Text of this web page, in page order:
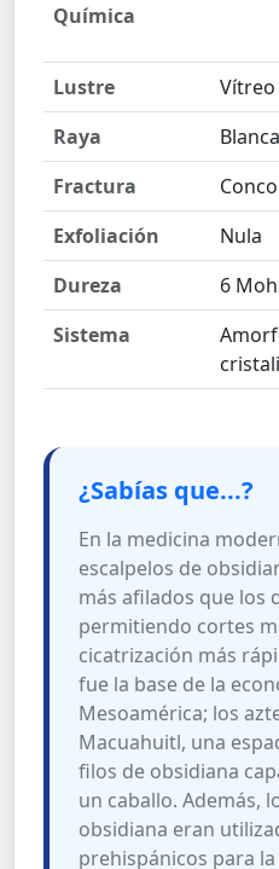
Química
Lustre
Vítreo
Raya
Blanca
Fractura
Exfoliación
Nula
Dureza
6
Sistema
¿Sabías que...?
En la medicina
escalpelos de
más afilados que los
permitiendo cortes
cicatrización más
fue la base de la
Mesoamérica; los
Macuahuitl, una
filos de obsidiana
un caballo. Además,
obsidiana eran
prehispánicos para